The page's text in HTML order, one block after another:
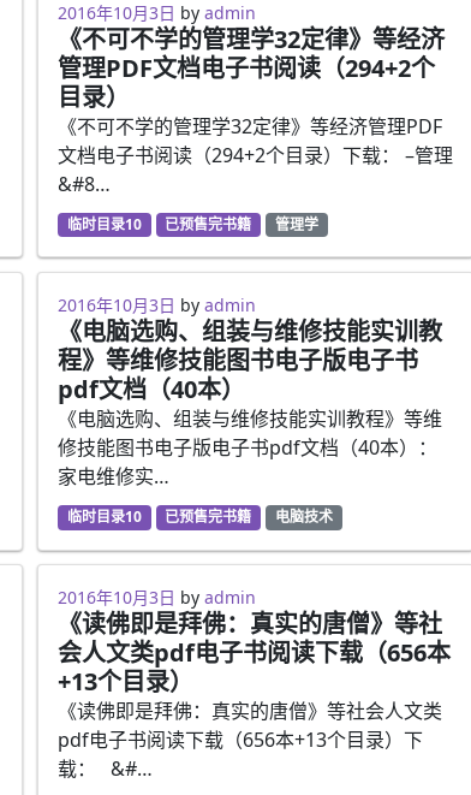
2016年10月3日 by admin
《不可不学的管理学32定律》等经济
管理PDF文档电子书阅读（294+2个
目录）
《不可不学的管理学32定律》等经济管理PDF
文档电子书阅读（294+2个目录）下载： –管理
&#8…
临时目录10 已预售完书籍 管理学
2016年10月3日 by admin
《电脑选购、组装与维修技能实训教
程》等维修技能图书电子版电子书
pdf文档（40本）
《电脑选购、组装与维修技能实训教程》等维
修技能图书电子版电子书pdf文档（40本）：
家电维修实…
临时目录10 已预售完书籍 电脑技术
2016年10月3日 by admin
《读佛即是拜佛：真实的唐僧》等社
会人文类pdf电子书阅读下载（656本
+13个目录）
《读佛即是拜佛：真实的唐僧》等社会人文类
pdf电子书阅读下载（656本+13个目录）下
载： &#…